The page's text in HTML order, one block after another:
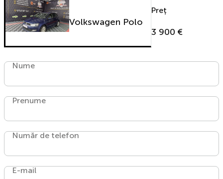
Volkswagen Polo
Preț
3 900 €
Nume
Prenume
Număr de telefon
E-mail